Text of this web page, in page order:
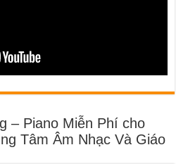
– Piano Miễn Phí cho
Tâm Âm Nhạc Và Giáo